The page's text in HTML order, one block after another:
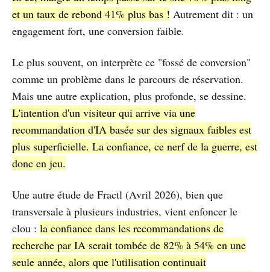
et un taux de rebond 41% plus bas ! Autrement dit : un
engagement fort, une conversion faible.
Le plus souvent, on interprète ce "fossé de conversion"
comme un problème dans le parcours de réservation.
Mais une autre explication, plus profonde, se dessine.
L'intention d'un visiteur qui arrive via une
recommandation d'IA basée sur des signaux faibles est
plus superficielle. La confiance, ce nerf de la guerre, est
donc en jeu.
Une autre étude de Fractl (Avril 2026), bien que
transversale à plusieurs industries, vient enfoncer le
clou : la confiance dans les recommandations de
recherche par IA serait tombée de 82% à 54% en une
seule année, alors que l'utilisation continuait